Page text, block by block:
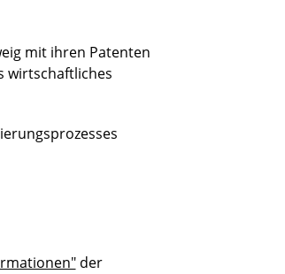
mit ihren Patenten
wirtschaftliches
der